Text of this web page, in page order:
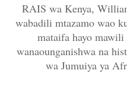
RAIS wa Kenya,
wabadili mtazamo wao
mataifa hayo
wanaounganishwa na
wa Jumuiya ya